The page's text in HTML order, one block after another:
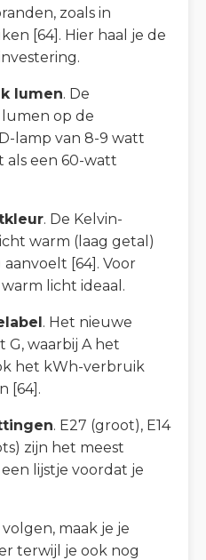
zoals in
[64]. Hier haal je de
lumen. De
op de
lamp van 8-9 watt
als een 60-watt
. De Kelvin-
warm (laag getal)
[64]. Voor
licht ideaal.
. Het nieuwe
G, waarbij A het
het kWh-verbruik
[64].
. E27 (groot), E14
zijn het meest
lijstje voordat je
maak je je
terwijl je ook nog